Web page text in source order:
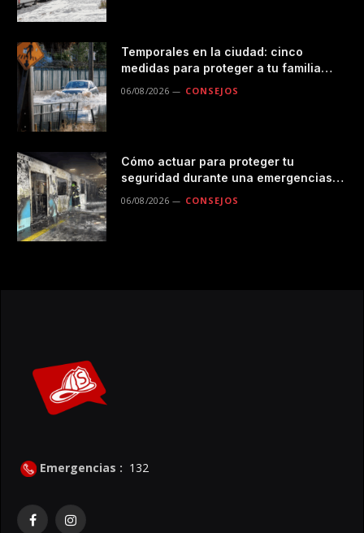
Temporales en la ciudad: cinco
medidas para proteger a tu familia
06/08/2026 CONSEJOS
Cómo actuar para proteger tu
seguridad durante una emergencias
06/08/2026 CONSEJOS
Emergencias : 132
FacebookInstagram